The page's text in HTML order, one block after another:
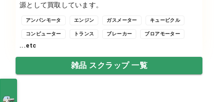
源として買取しています。
アンパンモータ エンジン ガスメーター キュービクル
コンピューター トランス ブレーカー ブロアモーター
...etc
雑品 スクラップ 一覧